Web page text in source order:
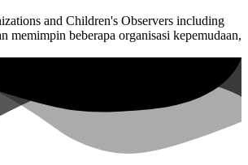
and Children's Observers including
memimpin beberapa organisasi kepemudaan,